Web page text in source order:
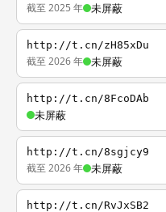
截至 2025 年 未屏蔽
http://t.cn/zH85xDu
截至 2026 年 未屏蔽
http://t.cn/8FcoDAb
未屏蔽
http://t.cn/8sgjcy9
截至 2026 年 未屏蔽
http://t.cn/RvJxSB2